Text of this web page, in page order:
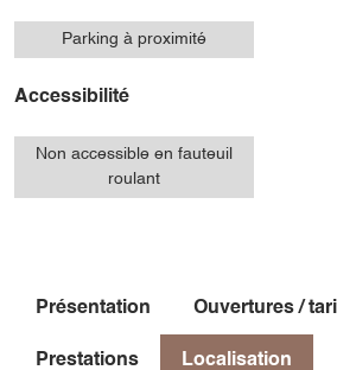
Parking à proximité
Accessibilité
Non accessible en fauteuil
roulant
Présentation Ouvertures /
Prestations Localisation